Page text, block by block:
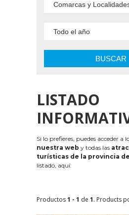
BUSCAR
LISTADO
Si lo prefieres, puedes acceder a
nuestra web y todas las
turísticas de la provincia
listado, aquí:
Productos1 - 1 de 1. Products